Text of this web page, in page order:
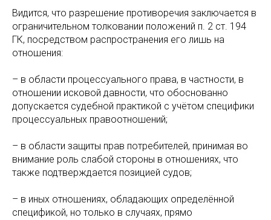
Видится, что разрешение противоречия заключается в
ограничительном толковании положений п. 2 ст. 194
ГК, посредством распространения его лишь на
отношения:
– в области процессуального права, в частности, в
отношении исковой давности, что обоснованно
допускается судебной практикой с учётом специфики
процессуальных правоотношений;
– в области защиты прав потребителей, принимая во
внимание роль слабой стороны в отношениях, что
также подтверждается позицией судов;
– в иных отношениях, обладающих определённой
спецификой, но только в случаях, прямо